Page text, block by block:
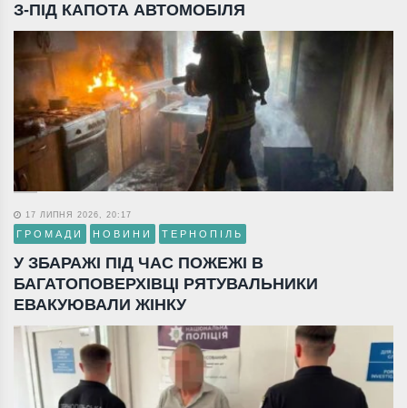
З-ПІД КАПОТА АВТОМОБІЛЯ
17 ЛИПНЯ 2026, 20:17
ГРОМАДИ НОВИНИ ТЕРНОПІЛЬ
У ЗБАРАЖІ ПІД ЧАС ПОЖЕЖІ В
БАГАТОПОВЕРХІВЦІ РЯТУВАЛЬНИКИ
ЕВАКУЮВАЛИ ЖІНКУ